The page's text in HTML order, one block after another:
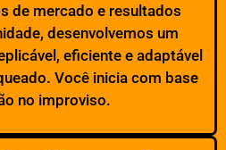
de mercado e resultados
desenvolvemos um
eficiente e adaptável
Você inicia com base
no improviso.